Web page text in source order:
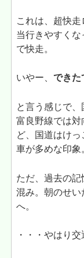
これは、超快
当行きやすく
で快走。
いやー、できた
と言う感じで
富良野線では
ど、国道はけ
車が多めな印象
ただ、過去の
混み。朝のせ
へ。
・・・やはり